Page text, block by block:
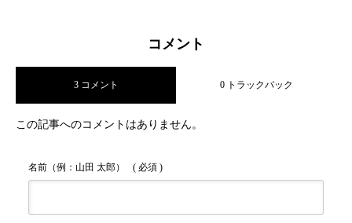
まともな男性と出会う方法を解説
コメント
3 コメント 0 トラックバック
この記事へのコメントはありません。
名前（例：山田 太郎） ( 必須 )